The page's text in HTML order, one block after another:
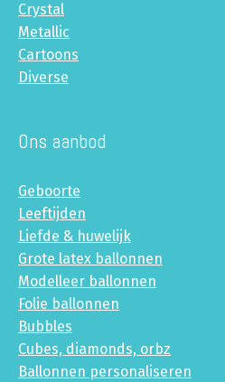
Crystal
Metallic
Cartoons
Diverse
Ons aanbod
Geboorte
Leeftijden
Liefde & huwelijk
Grote latex ballonnen
Modelleer ballonnen
Folie ballonnen
Bubbles
Cubes, diamonds, orbz
Ballonnen personaliseren